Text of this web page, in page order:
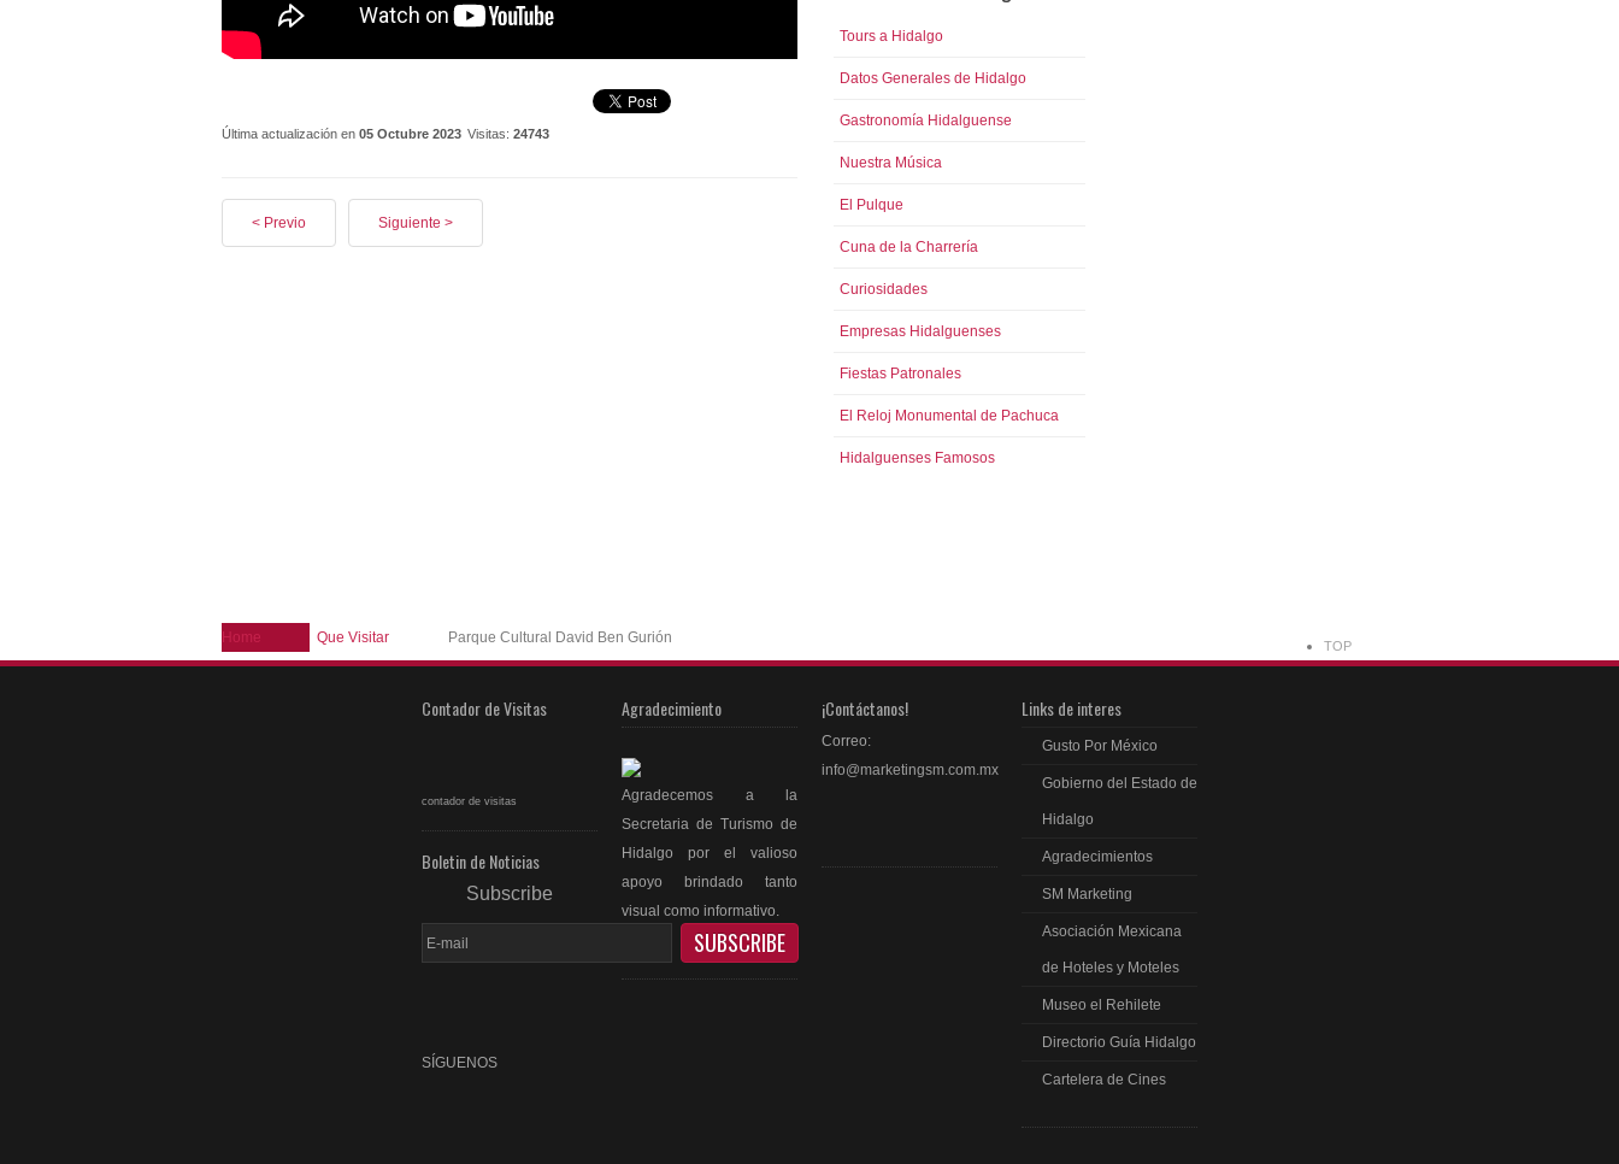
Última actualización en 05 Octubre 2023 Visitas: 24743
< Previo Siguiente >
Tours a Hidalgo
Datos Generales de Hidalgo
Gastronomía Hidalguense
Nuestra Música
El Pulque
Cuna de la Charrería
Curiosidades
Empresas Hidalguenses
Fiestas Patronales
El Reloj Monumental de Pachuca
Hidalguenses Famosos
Home Que Visitar Parque Cultural David Ben Gurión TOP
Contador de Visitas
contador de visitas
Boletin de Noticias
Subscribe
SÍGUENOS
Agradecimiento
Agradecemos a la
Secretaria de Turismo de
Hidalgo por el valioso
apoyo brindado tanto
visual como informativo.
¡Contáctanos!
Correo:
info@marketingsm.com.mx
Links de interes
Gusto Por México
Gobierno del Estado de
Hidalgo
Agradecimientos
SM Marketing
Asociación Mexicana
de Hoteles y Moteles
Museo el Rehilete
Directorio Guía Hidalgo
Cartelera de Cines